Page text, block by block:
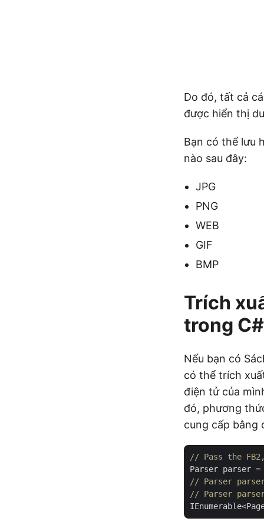
Do đó, tất cả
được hiển thị
Bạn có thể lưu
nào sau đây:
JPG
PNG
WEB
GIF
BMP
Trích
trong C#
Nếu bạn có
có thể trích
điện tử của
đó, phương
cung cấp bằng
// Pass the
Parser parser =
// Parser
// Parser